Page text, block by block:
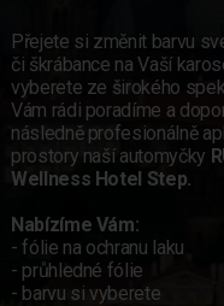
Přejete si změnit barvu
či škrábance na Vaší
vyberete ze širokého
Vám rádi poradíme a
následně profesionálně
prostory naší automyčky
Wellness Hotel Step.
Nabízíme Vám:
- fólie na ochranu laku
- průhledné fólie
- barvu si vyberete